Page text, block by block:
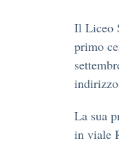
Il Liceo
primo
La sua
in viale